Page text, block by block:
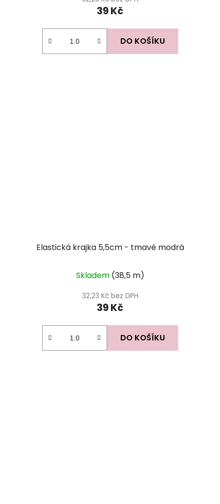
39 Kč
DO KOŠÍKU
Elastická krajka 5,5cm - tmavě modrá
Skladem (38,5 m)
32,23 Kč bez DPH
39 Kč
DO KOŠÍKU